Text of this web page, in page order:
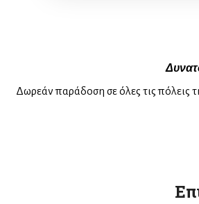
Δωρεάν παράδοση σε όλες τις πόλεις